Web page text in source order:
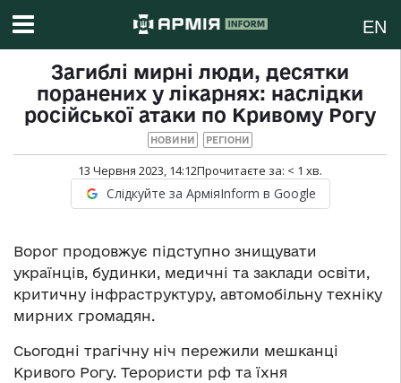
EN
Загиблі мирні люди, десятки
поранених у лікарнях: наслідки
російської атаки по Кривому Рогу
НОВИНИ РЕГІОНИ
13 Червня 2023, 14:12Прочитаєте за: < 1 хв.
Слідкуйте за АрміяInform в Google
Ворог продовжує підступно знищувати
українців, будинки, медичні та заклади освіти,
критичну інфраструктуру, автомобільну техніку
мирних громадян.
Сьогодні трагічну ніч пережили мешканці
Кривого Рогу. Терористи рф та їхня